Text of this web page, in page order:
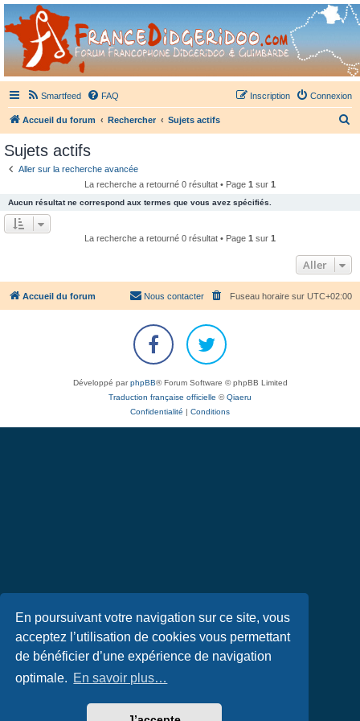
En poursuivant votre navigation sur ce site, vous
acceptez l’utilisation de cookies vous permettant
de bénéficier d’une expérience de navigation
optimale. En savoir plus…
France Didgeridoo
Didgeridoo et Guimbarde sur France Didgeridoo - retrouvez la communauté.
Smartfeed FAQ Connexion
Inscription
Accueil du forum Rechercher Sujets actifs
h
e
r
Sujets actifs
Aller sur la recherche avancée
La recherche a retourné 0 résultat • Page 1 sur 1
Aucun résultat ne correspond aux termes que vous avez spécifiés.
La recherche a retourné 0 résultat • Page 1 sur 1
Aller
Accueil du forum Fuseau horaire sur UTC+02:00
Nous contacter
Développé parphpBB® Forum Software © phpBB Limited
Traduction française officielle ©Qiaeru
Confidentialité | Conditions